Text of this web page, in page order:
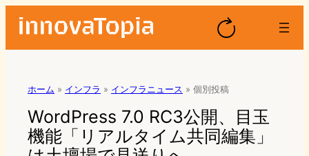
ホーム » インフラ » インフラニュース » 個別投稿
WordPress 7.0 RC3公開、目玉
機能「リアルタイム共同編集」